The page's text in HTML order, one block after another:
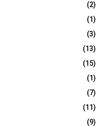
(2)
(1)
(3)
(13)
(15)
(1)
(7)
(11)
(9)